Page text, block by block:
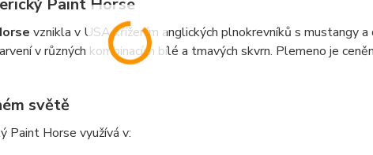
Paint Horse
vznikla v USA křížením anglických plnokrevníků s mustangy
v různých kombinacích bílé a tmavých skvrn. Plemeno je
světě
Paint Horse využívá v: